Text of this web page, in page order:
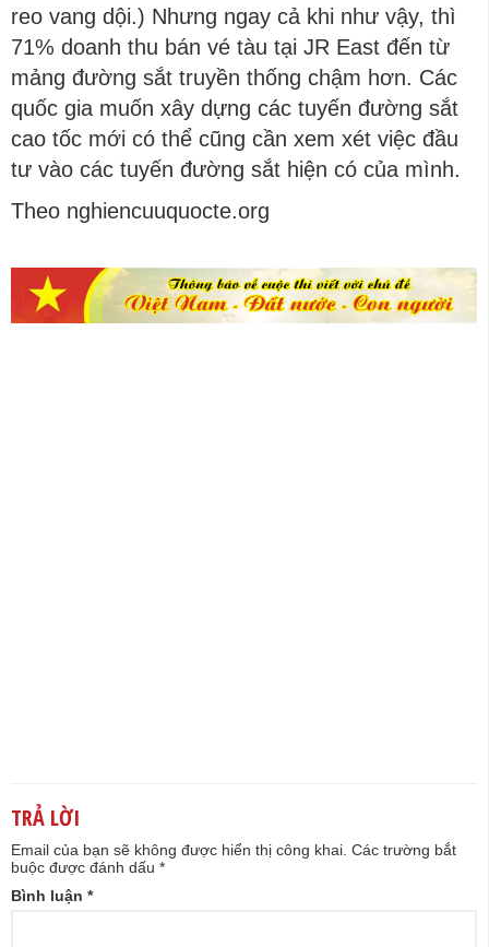
reo vang dội.) Nhưng ngay cả khi như vậy, thì
71% doanh thu bán vé tàu tại JR East đến từ
mảng đường sắt truyền thống chậm hơn. Các
quốc gia muốn xây dựng các tuyến đường sắt
cao tốc mới có thể cũng cần xem xét việc đầu
tư vào các tuyến đường sắt hiện có của mình.
Theo nghiencuuquocte.org
TRẢ LỜI
Email của bạn sẽ không được hiển thị công khai. Các trường bắt
buộc được đánh dấu *
Bình luận *